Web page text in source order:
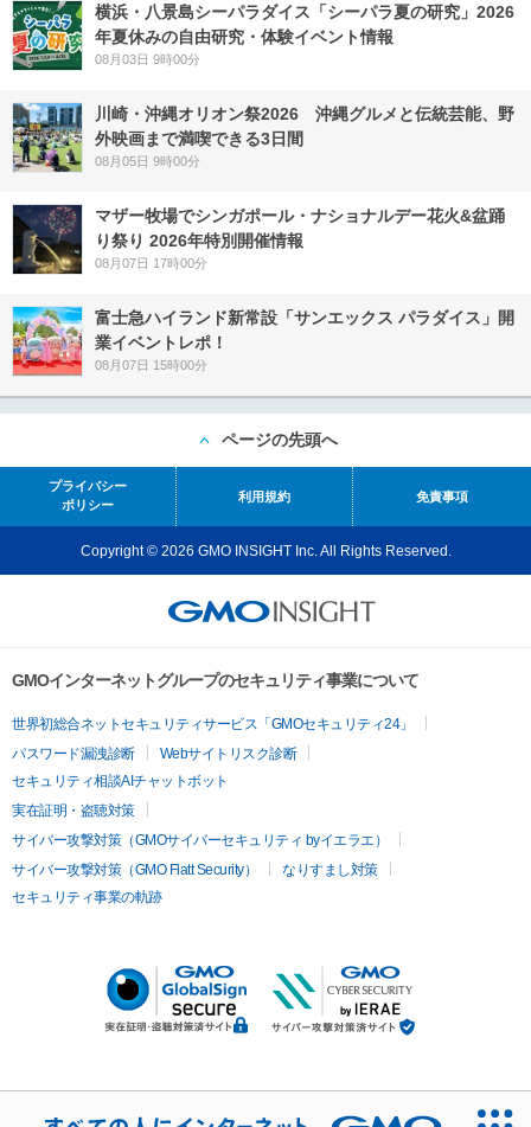
横浜・八景島シーパラダイス「シーパラ夏の研究」2026
年夏休みの自由研究・体験イベント情報
08月03日 9時00分
川崎・沖縄オリオン祭2026 沖縄グルメと伝統芸能、野
外映画まで満喫できる3日間
08月05日 9時00分
マザー牧場でシンガポール・ナショナルデー花火&盆踊
り祭り 2026年特別開催情報
08月07日 17時00分
富士急ハイランド新常設「サンエックス パラダイス」開
業イベントレポ！
08月07日 15時00分
ページの先頭へ
プライバシー
ポリシー
利用規約 免責事項
Copyright © 2026 GMO INSIGHT Inc. All Rights Reserved.
GMOインターネットグループのセキュリティ事業について
世界初総合ネットセキュリティサービス「GMOセキュリティ24」
パスワード漏洩診断
Webサイトリスク診断
セキュリティ相談AIチャットボット
実在証明・盗聴対策
サイバー攻撃対策（GMOサイバーセキュリティ byイエラエ）
サイバー攻撃対策（GMO Flatt Security）
なりすまし対策
セキュリティ事業の軌跡